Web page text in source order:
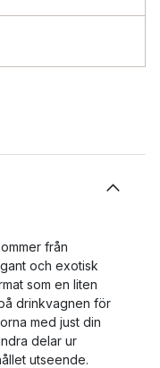
från
och exotisk
som en liten
drinkvagnen för
med just din
delar ur
utseende.